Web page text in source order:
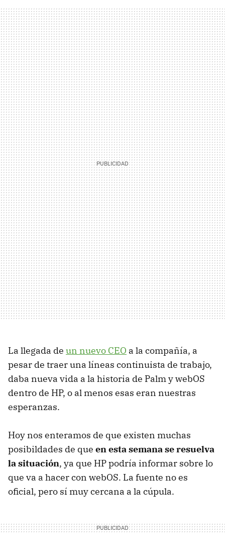
La llegada de un nuevo CEO a la compañía, a
pesar de traer una líneas continuista de trabajo,
daba nueva vida a la historia de Palm y webOS
dentro de HP, o al menos esas eran nuestras
esperanzas.
Hoy nos enteramos de que existen muchas
posibildades de que en esta semana se resuelva
la situación, ya que HP podría informar sobre lo
que va a hacer con webOS. La fuente no es
oficial, pero sí muy cercana a la cúpula.